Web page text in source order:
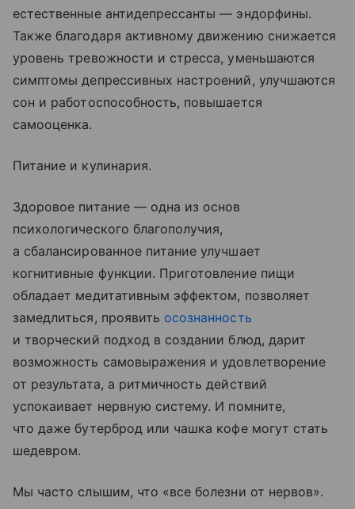
естественные антидепрессанты — эндорфины.
Также благодаря активному движению снижается
уровень тревожности и стресса, уменьшаются
симптомы депрессивных настроений, улучшаются
сон и работоспособность, повышается
самооценка.
Питание и кулинария.
Здоровое питание — одна из основ
психологического благополучия,
а сбалансированное питание улучшает
когнитивные функции. Приготовление пищи
обладает медитативным эффектом, позволяет
замедлиться, проявить осознанность
и творческий подход в создании блюд, дарит
возможность самовыражения и удовлетворение
от результата, а ритмичность действий
успокаивает нервную систему. И помните,
что даже бутерброд или чашка кофе могут стать
шедевром.
Мы часто слышим, что «все болезни от нервов».